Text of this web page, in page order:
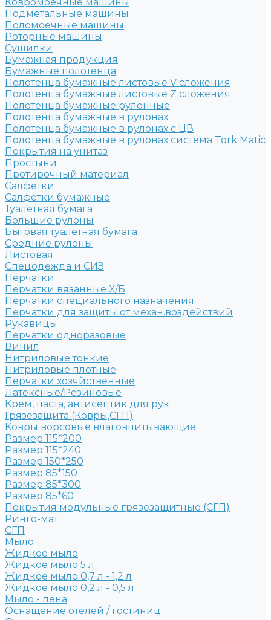
Подметальные машины
Поломоечные машины
Роторные машины
Сушилки
Бумажная продукция
Бумажные полотенца
Полотенца бумажные листовые V сложения
Полотенца бумажные листовые Z сложения
Полотенца бумажные рулонные
Полотенца бумажные в рулонах
Полотенца бумажные в рулонах с ЦВ
Полотенца бумажные в рулонах система Tork Matic
Покрытия на унитаз
Простыни
Протирочный материал
Салфетки
Салфетки бумажные
Туалетная бумага
Большие рулоны
Бытовая туалетная бумага
Средние рулоны
Листовая
Спецодежда и СИЗ
Перчатки
Перчатки вязанные Х/Б
Перчатки специального назначения
Перчатки для защиты от механ.воздействий
Рукавицы
Перчатки одноразовые
Винил
Нитриловые тонкие
Нитриловые плотные
Перчатки хозяйственные
Латексные/Резиновые
Крем, паста, антисептик для рук
Грязезащита (Ковры,СГП)
Ковры ворсовые влаговпитывающие
Размер 115*200
Размер 115*240
Размер 150*250
Размер 85*150
Размер 85*300
Размер 85*60
Покрытия модульные грязезащитные (СГП)
Ринго-мат
СГП
Мыло
Жидкое мыло
Жидкое мыло 5 л
Жидкое мыло 0,7 л - 1,2 л
Жидкое мыло 0,2 л - 0,5 л
Мыло - пена
Оснащение отелей / гостиниц